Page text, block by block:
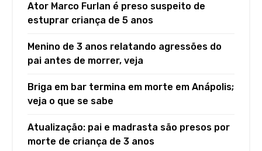
Ator Marco Furlan é preso suspeito de
estuprar criança de 5 anos
Menino de 3 anos relatando agressões do
pai antes de morrer, veja
Briga em bar termina em morte em Anápolis;
veja o que se sabe
Atualização: pai e madrasta são presos por
morte de criança de 3 anos